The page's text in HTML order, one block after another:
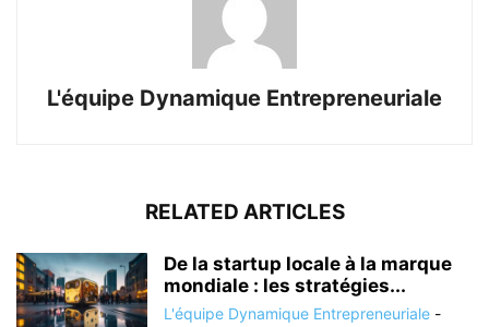
L'équipe Dynamique Entrepreneuriale
RELATED ARTICLES
De la startup locale à la marque
mondiale : les stratégies...
L'équipe Dynamique Entrepreneuriale -